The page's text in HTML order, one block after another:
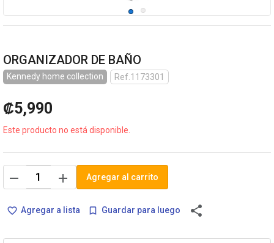
ORGANIZADOR DE BAÑO
Kennedy home collection Ref.1173301
₡5,990
Este producto no está disponible.
remove add Agregar al carrito
favorite_border Agregar a lista bookmark_border Guardar para luego share